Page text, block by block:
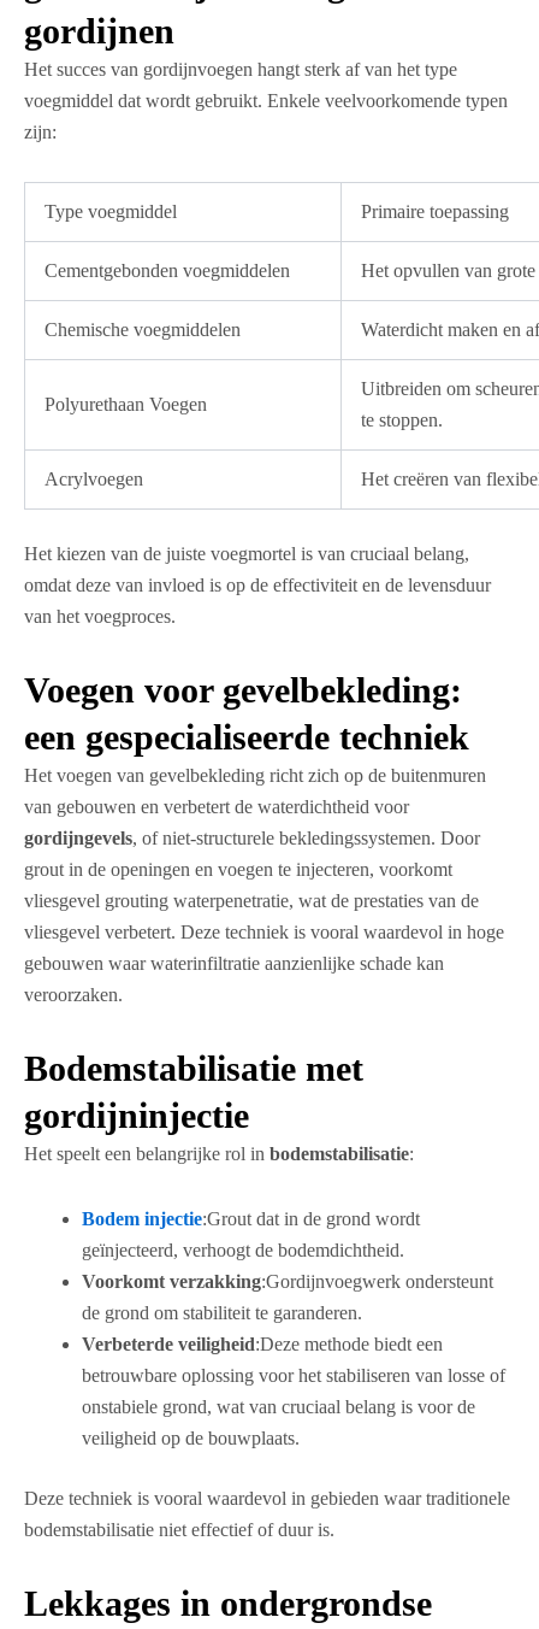
gordijnen
Het succes van gordijnvoegen hangt sterk af van het type
voegmiddel dat wordt gebruikt. Enkele veelvoorkomende typen
zijn:
Type voegmiddel Primaire toepassing
Cementgebonden voegmiddelen Het opvullen van grote
Chemische voegmiddelen Waterdicht maken en
Polyurethaan Voegen
Uitbreiden om
te stoppen.
Acrylvoegen Het creëren van
Het kiezen van de juiste voegmortel is van cruciaal belang,
omdat deze van invloed is op de effectiviteit en de levensduur
van het voegproces.
Voegen voor gevelbekleding:
een gespecialiseerde techniek
Het voegen van gevelbekleding richt zich op de buitenmuren
van gebouwen en verbetert de waterdichtheid voor
gordijngevels, of niet-structurele bekledingssystemen. Door
grout in de openingen en voegen te injecteren, voorkomt
vliesgevel grouting waterpenetratie, wat de prestaties van de
vliesgevel verbetert. Deze techniek is vooral waardevol in hoge
gebouwen waar waterinfiltratie aanzienlijke schade kan
veroorzaken.
Bodemstabilisatie met
gordijninjectie
Het speelt een belangrijke rol in bodemstabilisatie:
Bodem injectie:Grout dat in de grond wordt
geïnjecteerd, verhoogt de bodemdichtheid.
Voorkomt verzakking:Gordijnvoegwerk ondersteunt
de grond om stabiliteit te garanderen.
Verbeterde veiligheid:Deze methode biedt een
betrouwbare oplossing voor het stabiliseren van losse of
onstabiele grond, wat van cruciaal belang is voor de
veiligheid op de bouwplaats.
Deze techniek is vooral waardevol in gebieden waar traditionele
bodemstabilisatie niet effectief of duur is.
Lekkages in ondergrondse